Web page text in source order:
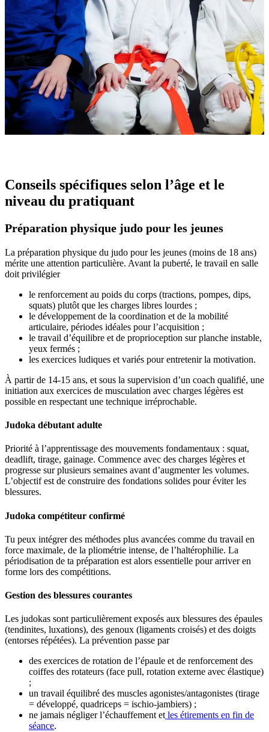
Conseils spécifiques selon l’âge et le
niveau du pratiquant
Préparation physique judo pour les jeunes
La préparation physique du judo pour les jeunes (moins de 18 ans)
mérite une attention particulière. Avant la puberté, le travail en salle
doit privilégier
le renforcement au poids du corps (tractions, pompes, dips,
squats) plutôt que les charges libres lourdes ;
le développement de la coordination et de la mobilité
articulaire, périodes idéales pour l’acquisition ;
le travail d’équilibre et de proprioception sur planche instable,
yeux fermés ;
les exercices ludiques et variés pour entretenir la motivation.
À partir de 14-15 ans, et sous la supervision d’un coach qualifié, une
initiation aux exercices de musculation avec charges légères est
possible en respectant une technique irréprochable.
Judoka débutant adulte
Priorité à l’apprentissage des mouvements fondamentaux : squat,
deadlift, tirage, gainage. Commence avec des charges légères et
progresse sur plusieurs semaines avant d’augmenter les volumes.
L’objectif est de construire des fondations solides pour éviter les
blessures.
Judoka compétiteur confirmé
Tu peux intégrer des méthodes plus avancées comme du travail en
force maximale, de la pliométrie intense, de l’haltérophilie. La
périodisation de ta préparation est alors essentielle pour arriver en
forme lors des compétitions.
Gestion des blessures courantes
Les judokas sont particulièrement exposés aux blessures des épaules
(tendinites, luxations), des genoux (ligaments croisés) et des doigts
(entorses répétées). La prévention passe par
des exercices de rotation de l’épaule et de renforcement des
coiffes des rotateurs (face pull, rotation externe avec élastique)
;
un travail équilibré des muscles agonistes/antagonistes (tirage
= développé, quadriceps = ischio-jambiers) ;
ne jamais négliger l’échauffement etles étirements en fin de
séance.